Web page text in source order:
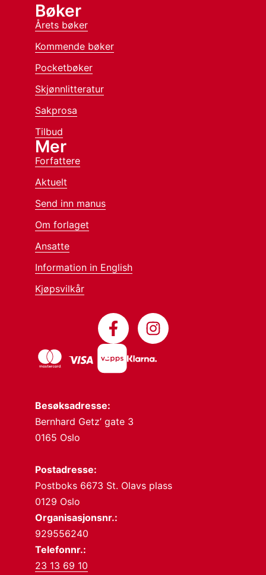
Besøksadresse:
Bernhard Getz’ gate 3
0165 Oslo
Postadresse:
Postboks 6673 St. Olavs plass
0129 Oslo
Organisasjonsnr.:
929556240
Telefonnr.:
23 13 69 10
Bøker
Årets bøker
Kommende bøker
Pocketbøker
Skjønnlitteratur
Sakprosa
Tilbud
Mer
Forfattere
Aktuelt
Send inn manus
Om forlaget
Ansatte
Information in English
Kjøpsvilkår